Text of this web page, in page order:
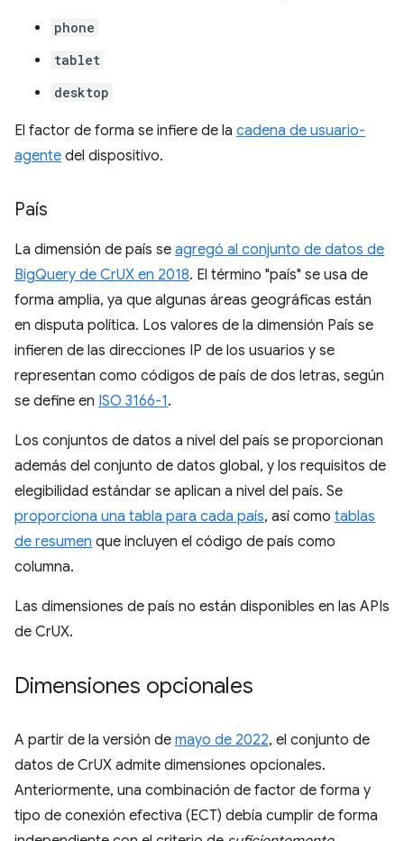
phone
tablet
desktop
El factor de forma se infiere de la cadena de usuario-
agente del dispositivo.
País
La dimensión de país se agregó al conjunto de datos de
BigQuery de CrUX en 2018. El término "país" se usa de
forma amplia, ya que algunas áreas geográficas están
en disputa política. Los valores de la dimensión País se
infieren de las direcciones IP de los usuarios y se
representan como códigos de país de dos letras, según
se define en ISO 3166-1.
Los conjuntos de datos a nivel del país se proporcionan
además del conjunto de datos global, y los requisitos de
elegibilidad estándar se aplican a nivel del país. Se
proporciona una tabla para cada país, así como tablas
de resumen que incluyen el código de país como
columna.
Las dimensiones de país no están disponibles en las APIs
de CrUX.
Dimensiones opcionales
A partir de la versión de mayo de 2022, el conjunto de
datos de CrUX admite dimensiones opcionales.
Anteriormente, una combinación de factor de forma y
tipo de conexión efectiva (ECT) debía cumplir de forma